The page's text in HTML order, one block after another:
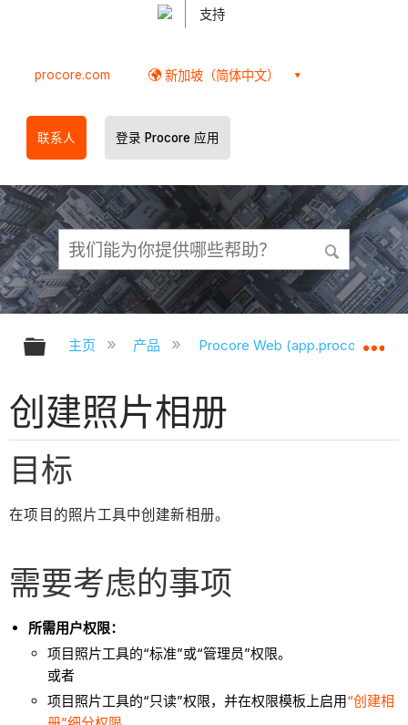
支持
procore.com 新加坡（简体中文）
联系人 登录 Procore 应用
扩展/隐缩全局层次
主页 产品 Procore Web
创建照片相册
目标
在项目的照片工具中创建新相册。
需要考虑的事项
所需用户权限：
项目照片工具的“标准”或“管理员”权限。
或者
项目照片工具的“只读”权限，并在权限模板上启用“创建相